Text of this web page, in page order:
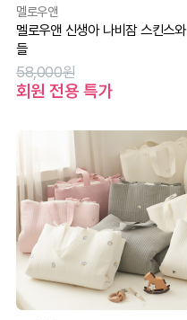
멜로우앤
멜로우앤 신생아 나비잠 스킨스와
들
58,000원
회원 전용 특가